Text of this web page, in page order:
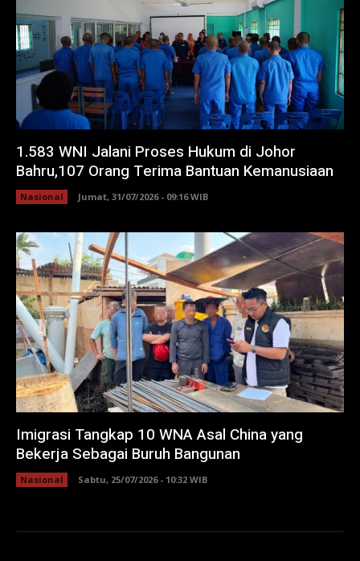
1.583 WNI Jalani Proses Hukum di Johor
Bahru,107 Orang Terima Bantuan Kemanusiaan
Nasional Jumat, 31/07/2026 - 09:16 WIB
Imigrasi Tangkap 10 WNA Asal China yang
Bekerja Sebagai Buruh Bangunan
Nasional Sabtu, 25/07/2026 - 10:32 WIB